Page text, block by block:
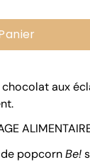
aux
.
popcornBe!